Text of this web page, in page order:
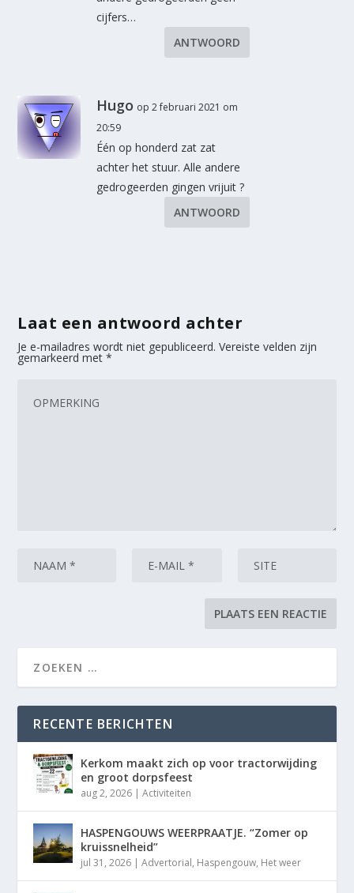
cijfers…
ANTWOORD
Hugo op 2 februari 2021 om
20:59
Één op honderd zat zat
achter het stuur. Alle andere
gedrogeerden gingen vrijuit ?
ANTWOORD
Laat een antwoord achter
Je e-mailadres wordt niet gepubliceerd. Vereiste velden zijn
gemarkeerd met*
RECENTE BERICHTEN
Kerkom maakt zich op voor tractorwijding
en groot dorpsfeest
aug 2, 2026 |Activiteiten
HASPENGOUWS WEERPRAATJE. “Zomer op
kruissnelheid”
jul 31, 2026 |Advertorial, Haspengouw, Het weer